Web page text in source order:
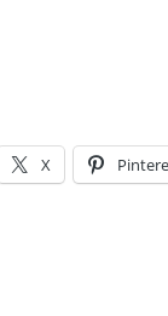
X